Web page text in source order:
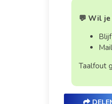
💬 Wil
Taalfout